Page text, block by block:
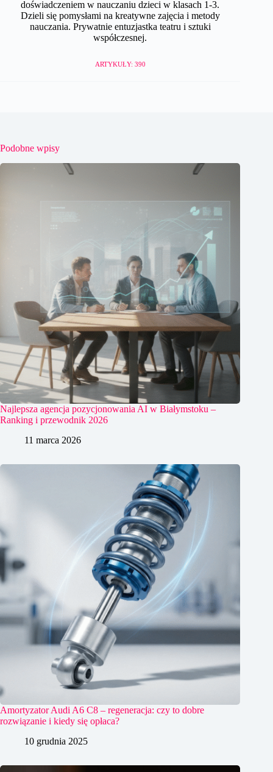
doświadczeniem w nauczaniu dzieci w klasach 1-3.
Dzieli się pomysłami na kreatywne zajęcia i metody
nauczania. Prywatnie entuzjastka teatru i sztuki
współczesnej.
ARTYKUŁY: 390
Podobne wpisy
Najlepsza agencja pozycjonowania AI w Białymstoku –
Ranking i przewodnik 2026
11 marca 2026
Amortyzator Audi A6 C8 – regeneracja: czy to dobre
rozwiązanie i kiedy się opłaca?
10 grudnia 2025